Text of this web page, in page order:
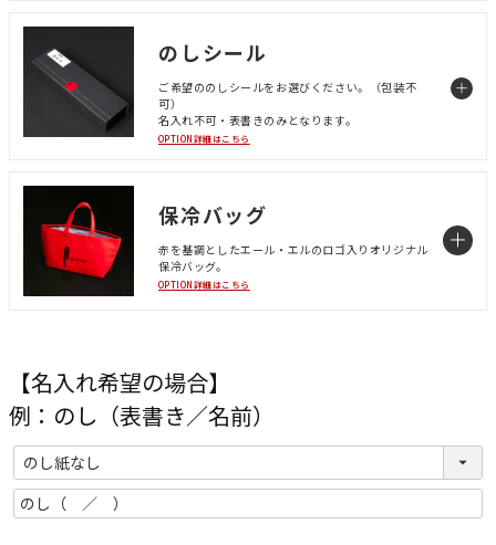
のしシール
ご希望ののしシールをお選びください。（包装不
可）
名入れ不可・表書きのみとなります。
OPTION詳細はこちら
保冷バッグ
赤を基調としたエール・エルのロゴ入りオリジナル
保冷バッグ。
OPTION詳細はこちら
【名入れ希望の場合】
例：のし（表書き／名前）